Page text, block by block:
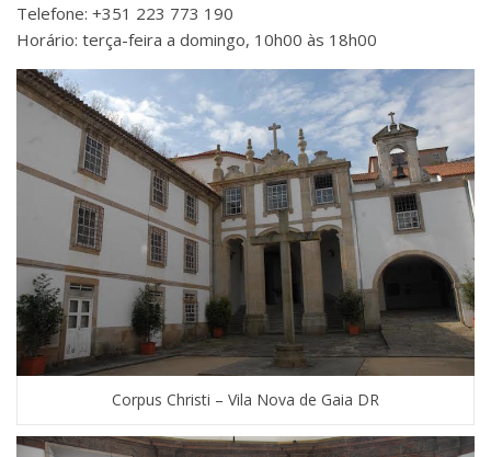
Telefone: +351 223 773 190
Horário: terça-feira a domingo, 10h00 às 18h00
Corpus Christi – Vila Nova de Gaia DR